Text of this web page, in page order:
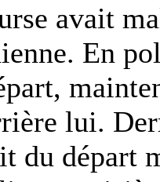
avait
En
lui.
du départ